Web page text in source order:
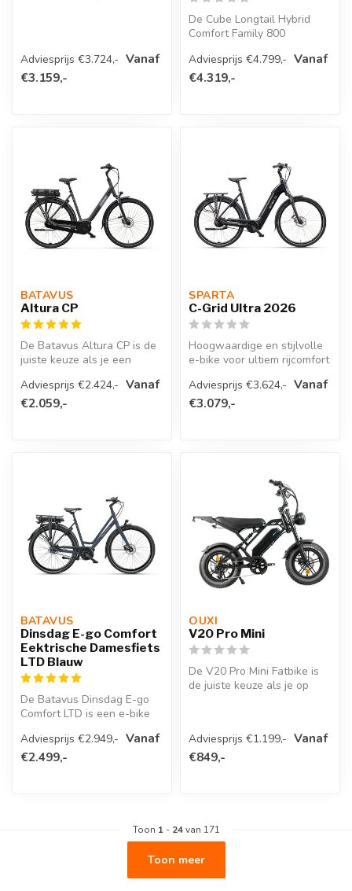
Adviesprijs €3.724,- Vanaf
€3.159,-
De Cube Longtail Hybrid
Comfort Family 800
een veel...
Adviesprijs €4.799,- Vanaf
€4.319,-
BATAVUS
Altura CP
De Batavus Altura CP is de
juiste keuze als je een
z...
Adviesprijs €2.424,- Vanaf
€2.059,-
SPARTA
C-Grid Ultra 2026
Hoogwaardige en stijlvolle
e-bike voor ultiem rijcomfort
Adviesprijs €3.624,- Vanaf
€3.079,-
BATAVUS
Dinsdag E-go Comfort
Eektrische Damesfiets
LTD Blauw
De Batavus Dinsdag E-go
Comfort LTD is een e-bike
...
Adviesprijs €2.949,- Vanaf
€2.499,-
OUXI
V20 Pro Mini
De V20 Pro Mini Fatbike is
de juiste keuze als je op
Adviesprijs €1.199,- Vanaf
€849,-
Toon 1- 24van 171
Toon meer